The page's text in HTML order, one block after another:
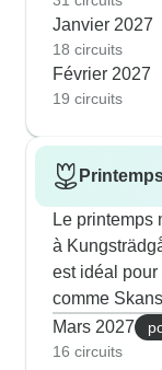
Janvier 2027
18 circuits
Février 2027
19 circuits
Le printemps
à
est idéal
comme
Mars 2027
16 circuits